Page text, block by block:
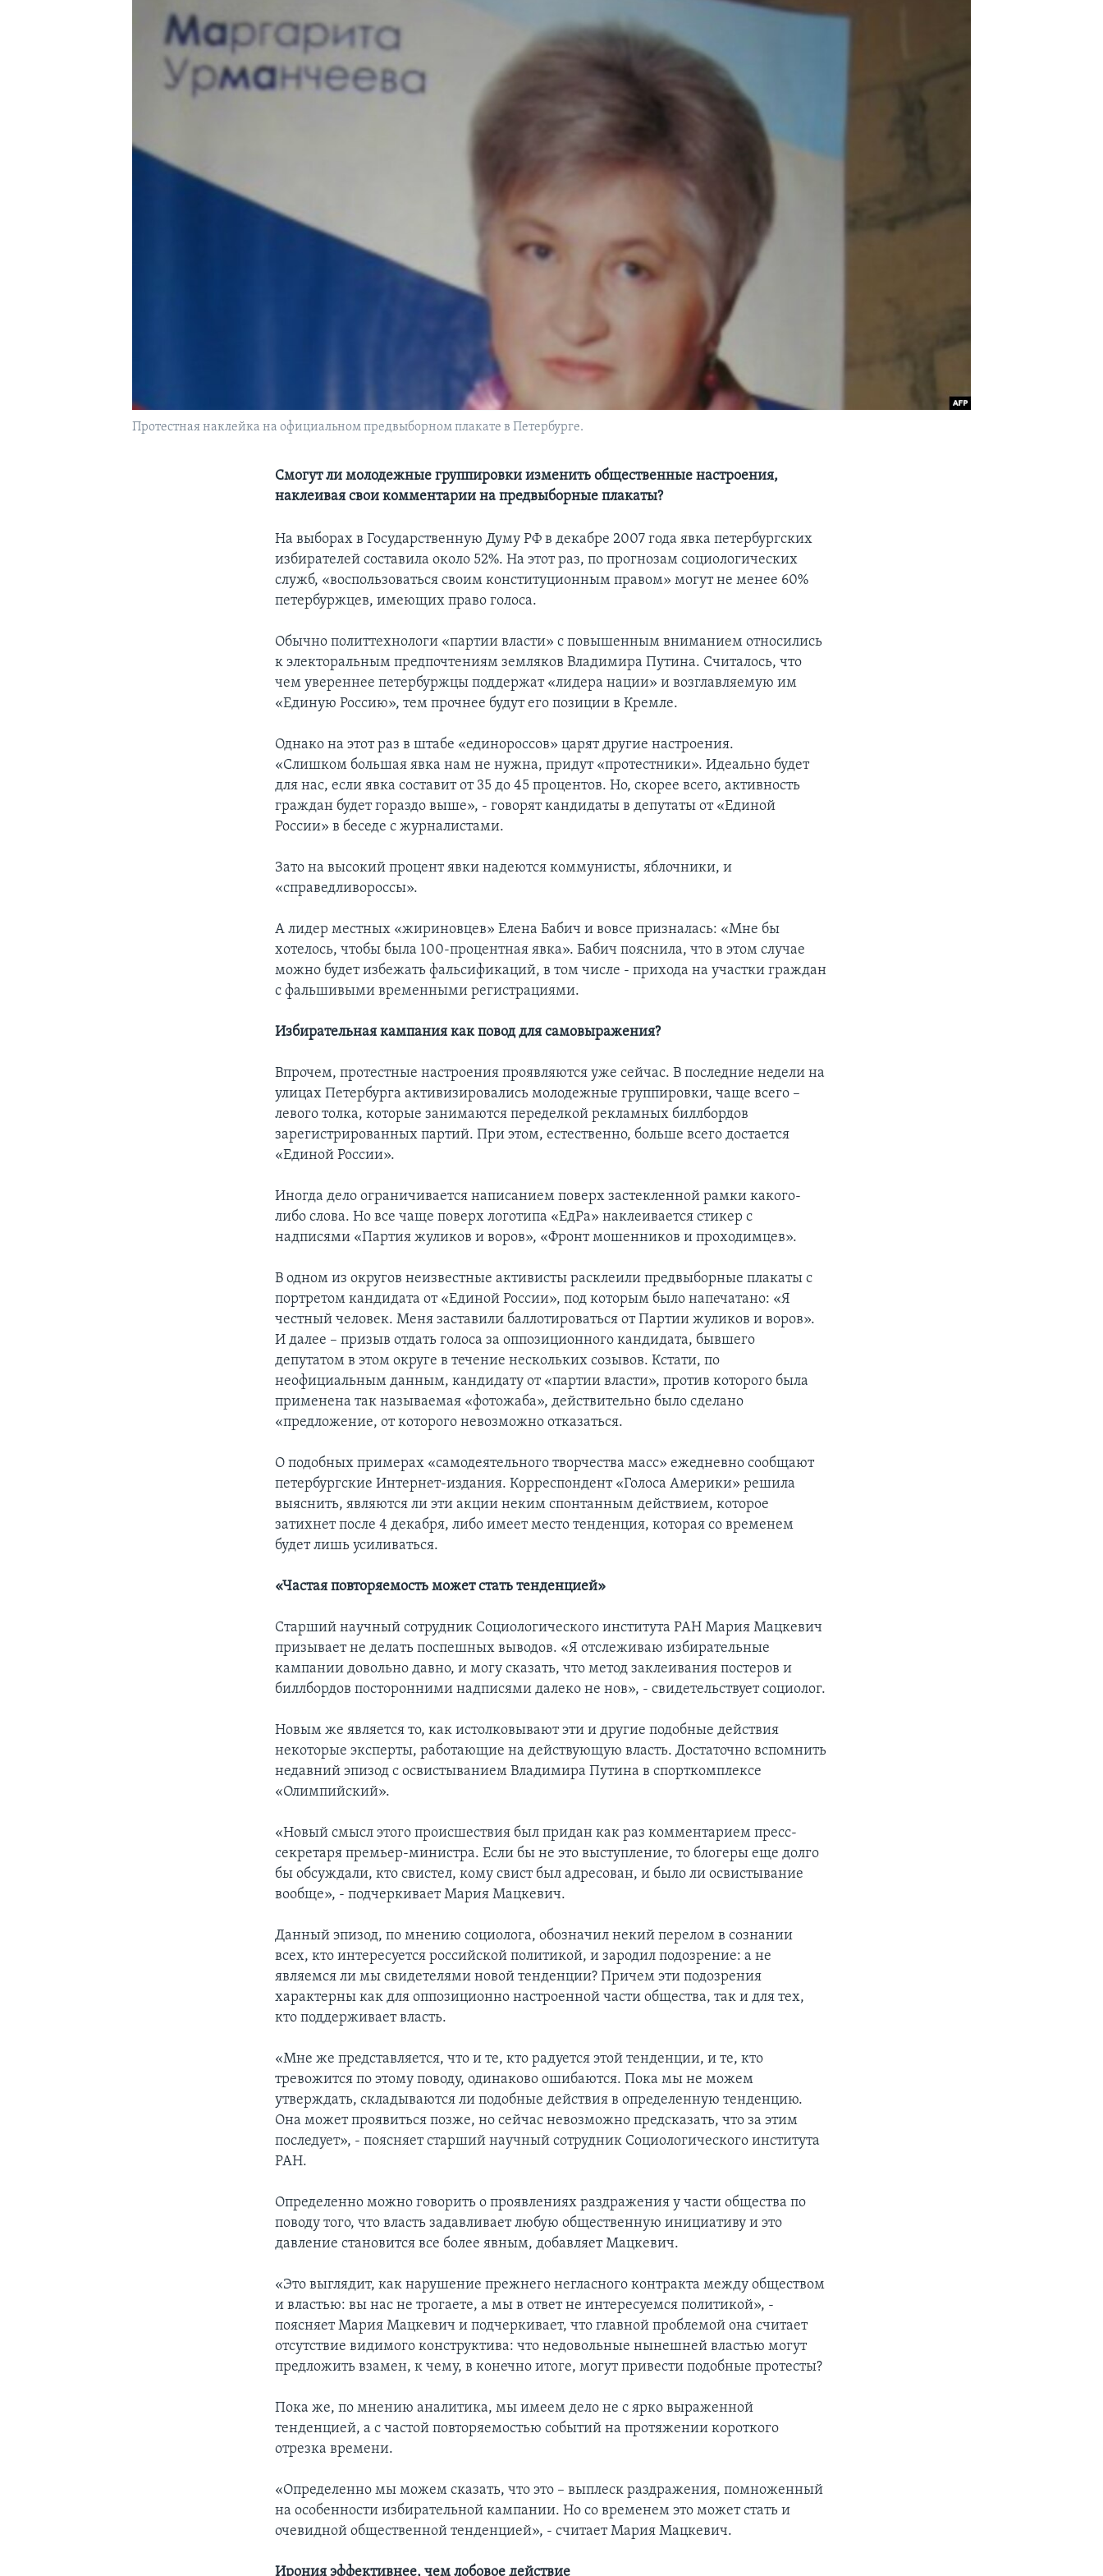
Протестная наклейка на официальном предвыборном плакате в Петербурге.
Смогут ли молодежные группировки изменить общественные настроения,
наклеивая свои комментарии на предвыборные плакаты?
На выборах в Государственную Думу РФ в декабре 2007 года явка петербургских
избирателей составила около 52%. На этот раз, по прогнозам социологических
служб, «воспользоваться своим конституционным правом» могут не менее 60%
петербуржцев, имеющих право голоса.
Обычно политтехнологи «партии власти» с повышенным вниманием относились
к электоральным предпочтениям земляков Владимира Путина. Считалось, что
чем увереннее петербуржцы поддержат «лидера нации» и возглавляемую им
«Единую Россию», тем прочнее будут его позиции в Кремле.
Однако на этот раз в штабе «единороссов» царят другие настроения.
«Слишком большая явка нам не нужна, придут «протестники». Идеально будет
для нас, если явка составит от 35 до 45 процентов. Но, скорее всего, активность
граждан будет гораздо выше», - говорят кандидаты в депутаты от «Единой
России» в беседе с журналистами.
Зато на высокий процент явки надеются коммунисты, яблочники, и
«справедливороссы».
А лидер местных «жириновцев» Елена Бабич и вовсе призналась: «Мне бы
хотелось, чтобы была 100-процентная явка». Бабич пояснила, что в этом случае
можно будет избежать фальсификаций, в том числе - прихода на участки граждан
с фальшивыми временными регистрациями.
Избирательная кампания как повод для самовыражения?
Впрочем, протестные настроения проявляются уже сейчас. В последние недели на
улицах Петербурга активизировались молодежные группировки, чаще всего –
левого толка, которые занимаются переделкой рекламных биллбордов
зарегистрированных партий. При этом, естественно, больше всего достается
«Единой России».
Иногда дело ограничивается написанием поверх застекленной рамки какого-
либо слова. Но все чаще поверх логотипа «ЕдРа» наклеивается стикер с
надписями «Партия жуликов и воров», «Фронт мошенников и проходимцев».
В одном из округов неизвестные активисты расклеили предвыборные плакаты с
портретом кандидата от «Единой России», под которым было напечатано: «Я
честный человек. Меня заставили баллотироваться от Партии жуликов и воров».
И далее – призыв отдать голоса за оппозиционного кандидата, бывшего
депутатом в этом округе в течение нескольких созывов. Кстати, по
неофициальным данным, кандидату от «партии власти», против которого была
применена так называемая «фотожаба», действительно было сделано
«предложение, от которого невозможно отказаться.
О подобных примерах «самодеятельного творчества масс» ежедневно сообщают
петербургские Интернет-издания. Корреспондент «Голоса Америки» решила
выяснить, являются ли эти акции неким спонтанным действием, которое
затихнет после 4 декабря, либо имеет место тенденция, которая со временем
будет лишь усиливаться.
«Частая повторяемость может стать тенденцией»
Старший научный сотрудник Социологического института РАН Мария Мацкевич
призывает не делать поспешных выводов. «Я отслеживаю избирательные
кампании довольно давно, и могу сказать, что метод заклеивания постеров и
биллбордов посторонними надписями далеко не нов», - свидетельствует социолог.
Новым же является то, как истолковывают эти и другие подобные действия
некоторые эксперты, работающие на действующую власть. Достаточно вспомнить
недавний эпизод с освистыванием Владимира Путина в спорткомплексе
«Олимпийский».
«Новый смысл этого происшествия был придан как раз комментарием пресс-
секретаря премьер-министра. Если бы не это выступление, то блогеры еще долго
бы обсуждали, кто свистел, кому свист был адресован, и было ли освистывание
вообще», - подчеркивает Мария Мацкевич.
Данный эпизод, по мнению социолога, обозначил некий перелом в сознании
всех, кто интересуется российской политикой, и зародил подозрение: а не
являемся ли мы свидетелями новой тенденции? Причем эти подозрения
характерны как для оппозиционно настроенной части общества, так и для тех,
кто поддерживает власть.
«Мне же представляется, что и те, кто радуется этой тенденции, и те, кто
тревожится по этому поводу, одинаково ошибаются. Пока мы не можем
утверждать, складываются ли подобные действия в определенную тенденцию.
Она может проявиться позже, но сейчас невозможно предсказать, что за этим
последует», - поясняет старший научный сотрудник Социологического института
РАН.
Определенно можно говорить о проявлениях раздражения у части общества по
поводу того, что власть задавливает любую общественную инициативу и это
давление становится все более явным, добавляет Мацкевич.
«Это выглядит, как нарушение прежнего негласного контракта между обществом
и властью: вы нас не трогаете, а мы в ответ не интересуемся политикой», -
поясняет Мария Мацкевич и подчеркивает, что главной проблемой она считает
отсутствие видимого конструктива: что недовольные нынешней властью могут
предложить взамен, к чему, в конечно итоге, могут привести подобные протесты?
Пока же, по мнению аналитика, мы имеем дело не с ярко выраженной
тенденцией, а с частой повторяемостью событий на протяжении короткого
отрезка времени.
«Определенно мы можем сказать, что это – выплеск раздражения, помноженный
на особенности избирательной кампании. Но со временем это может стать и
очевидной общественной тенденцией», - считает Мария Мацкевич.
Ирония эффективнее, чем лобовое действие